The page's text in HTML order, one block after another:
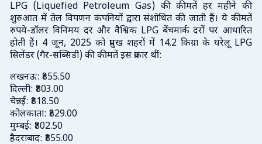
LPG (Liquefied Petroleum Gas) की कीमतें हर महीने की
शुरुआत में तेल विपणन कंपनियों द्वारा संशोधित की जाती हैं। ये कीमतें
रुपये-डॉलर विनिमय दर और वैश्विक LPG बेंचमार्क दरों पर आधारित
होती हैं। 4 जून, 2025 को प्रमुख शहरों में 14.2 किग्रा के घरेलू LPG
सिलेंडर (गैर-सब्सिडी) की कीमतें इस प्रकार थीं:
लखनऊ: ₹855.50
दिल्ली: ₹803.00
चेन्नई: ₹818.50
कोलकाता: ₹829.00
मुम्बई: ₹802.50
हैदराबाद: ₹855.00